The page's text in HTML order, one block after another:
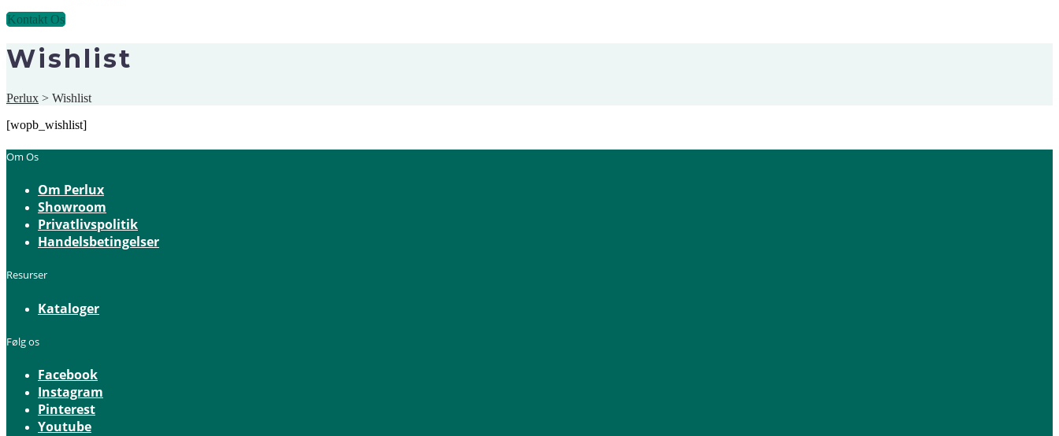
Kontakt Os
Wishlist
Perlux > Wishlist
[wopb_wishlist]
Om Os
Om Perlux
Showroom
Privatlivspolitik
Handelsbetingelser
Resurser
Kataloger
Følg os
Facebook
Instagram
Pinterest
Youtube